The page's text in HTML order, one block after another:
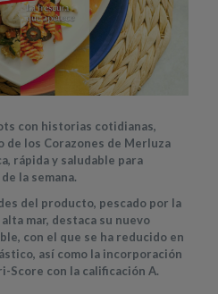
con historias cotidianas,
de los Corazones de Merluza
rápida y saludable para
la semana.
del producto, pescado por la
mar, destaca su nuevo
con el que se ha reducido en
así como la incorporación
Score con la calificación A.